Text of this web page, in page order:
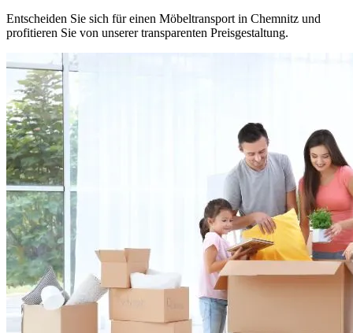
Entscheiden Sie sich für einen Möbeltransport in Chemnitz und
profitieren Sie von unserer transparenten Preisgestaltung.